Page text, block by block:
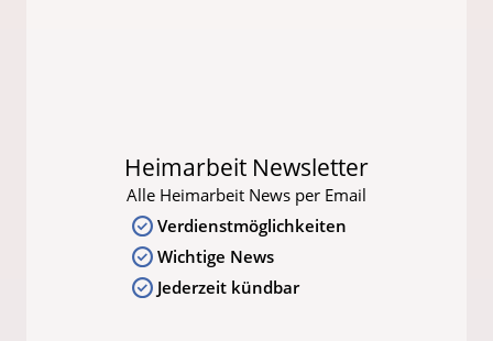
Heimarbeit Newsletter
Alle Heimarbeit News per Email
Verdienstmöglichkeiten
Wichtige News
Jederzeit kündbar